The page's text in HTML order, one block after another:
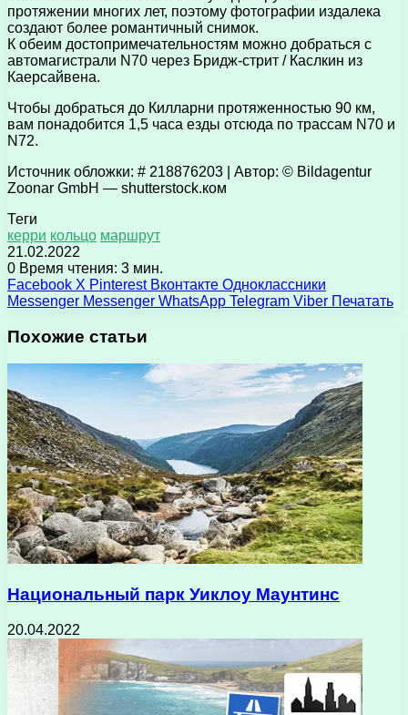
протяжении многих лет, поэтому фотографии издалека
создают более романтичный снимок.
К обеим достопримечательностям можно добраться с
автомагистрали N70 через Бридж-стрит / Каслкин из
Каерсайвена.
Чтобы добраться до Килларни протяженностью 90 км,
вам понадобится 1,5 часа езды отсюда по трассам N70 и
N72.
Источник обложки: # 218876203 | Автор: © Bildagentur
Zoonar GmbH — shutterstock.ком
Теги
керри кольцо маршрут
21.02.2022
0 Время чтения: 3 мин.
Facebook X Pinterest Вконтакте Одноклассники
Messenger Messenger WhatsApp Telegram Viber Печатать
Похожие статьи
Национальный парк Уиклоу Маунтинс
20.04.2022